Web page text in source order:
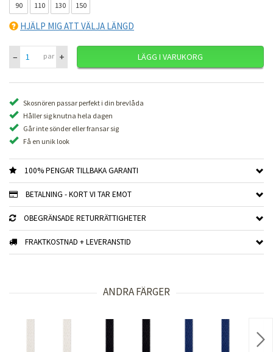
90 110 130 150
HJÄLP MIG ATT VÄLJA LÄNGD
– par + LÄGG I VARUKORG
Skosnören passar perfekt i din brevlåda
Håller sig knutna hela dagen
Går inte sönder eller fransar sig
Få en unik look
100% PENGAR TILLBAKA GARANTI
BETALNING - KORT VI TAR EMOT
OBEGRÄNSADE RETURRÄTTIGHETER
FRAKTKOSTNAD + LEVERANSTID
ANDRA FÄRGER